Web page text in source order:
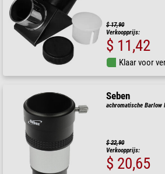
$ 17,90
Verkoopprijs:
$ 11,42
Klaar voor
Seben
achromatische Barlow
$ 22,90
Verkoopprijs:
$ 20,65